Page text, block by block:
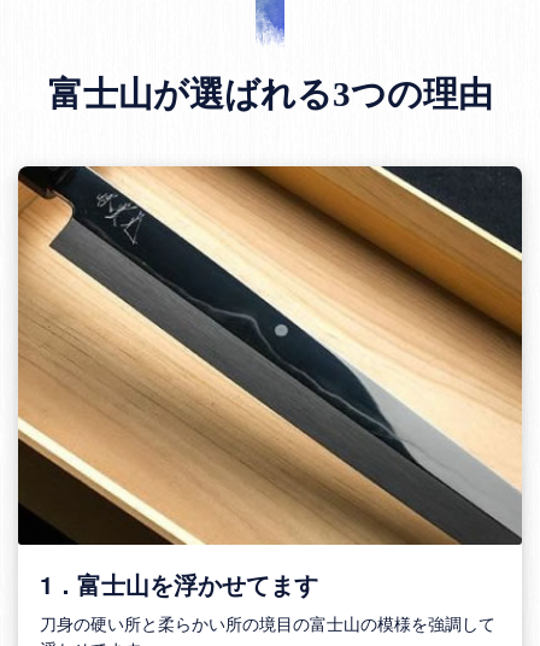
富士山が選ばれる3つの理由
1．富士山を浮かせてます
刀身の硬い所と柔らかい所の境目の富士山の模様を強調して